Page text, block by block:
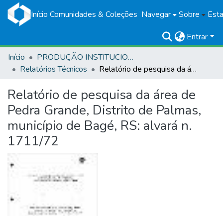
Início Comunidades & Coleções Navegar Sobre
Entrar
Início
PRODUÇÃO INSTITUCIONAL
Relatórios Técnicos
Relatório de pesquisa da área de Pedra Grande, Distrito de Palmas, município de Bagé, RS: alvará n. 1711/72
Relatório de pesquisa da área de
Pedra Grande, Distrito de Palmas,
município de Bagé, RS: alvará n.
1711/72